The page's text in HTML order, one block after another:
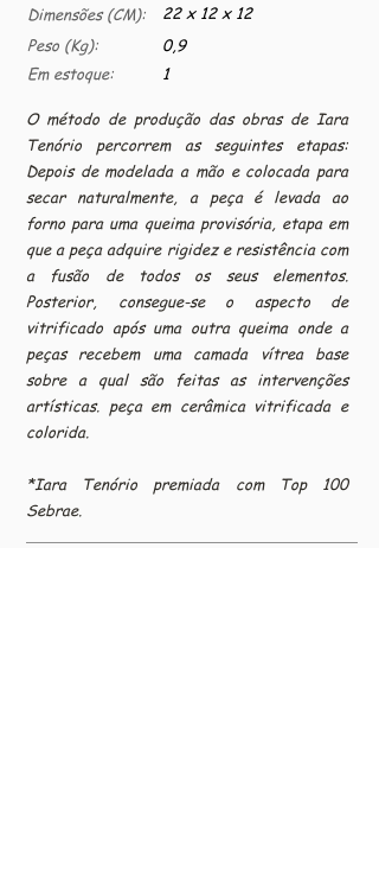
Dimensões (CM):
Peso (Kg):
Em estoque:
22 x 12 x 12
0,9
1
O método de produção das obras de Iara
Tenório percorrem as seguintes etapas:
Depois de modelada a mão e colocada para
secar naturalmente, a peça é levada ao
forno para uma queima provisória, etapa em
que a peça adquire rigidez e resistência com
a fusão de todos os seus elementos.
Posterior, consegue-se o aspecto de
vitrificado após uma outra queima onde a
peças recebem uma camada vítrea base
sobre a qual são feitas as intervenções
artísticas. peça em cerâmica vitrificada e
colorida.
*Iara Tenório premiada com Top 100
Sebrae.